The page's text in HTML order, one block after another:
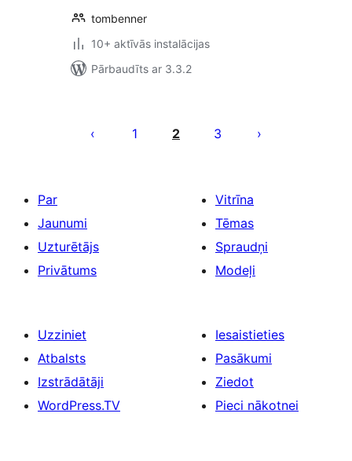
tombenner
10+ aktīvās instalācijas
Pārbaudīts ar 3.3.2
numerācija
1 2 3
Par
Jaunumi
Uzturētājs
Privātums
Vitrīna
Tēmas
Spraudņi
Modeļi
Uzziniet
Atbalsts
Izstrādātāji
WordPress.TV
Iesaistieties
Pasākumi
Ziedot
Pieci nākotnei